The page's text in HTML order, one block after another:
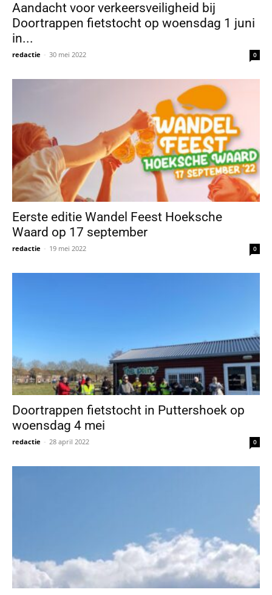
Aandacht voor verkeersveiligheid bij
Doortrappen fietstocht op woensdag 1 juni
in...
redactie - 30 mei 2022 0
Eerste editie Wandel Feest Hoeksche
Waard op 17 september
redactie - 19 mei 2022 0
Doortrappen fietstocht in Puttershoek op
woensdag 4 mei
redactie - 28 april 2022 0